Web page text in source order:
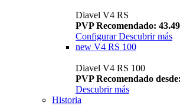
Diavel V4 RS
PVP Recomendado:
Configurar Descubrir más
new V4 RS 100
Diavel V4 RS 100
PVP Recomendado
Descubrir más
Historia